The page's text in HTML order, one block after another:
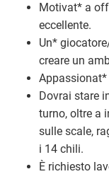
Motivat* a
eccellente.
Un*
creare un
Appassionat*
Dovrai stare
turno, oltre a
sulle scale,
i 14 chili.
È richiesto